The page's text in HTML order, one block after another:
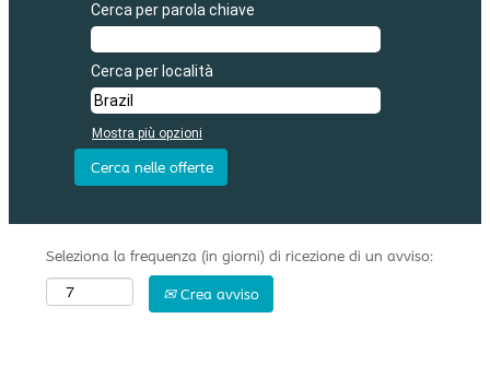
Cerca per parola chiave
Cerca per località
Mostra più opzioni
Seleziona la frequenza (in giorni) di ricezione di un avviso:
Crea avviso